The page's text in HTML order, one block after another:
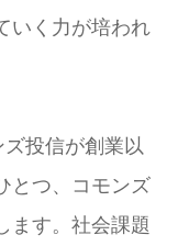
いく力が培われ
投信が創業以
とつ、コモンズ
ます。社会課題